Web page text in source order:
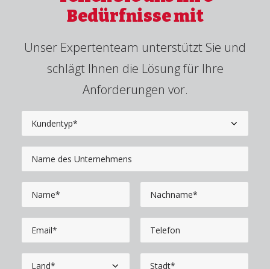
Bedürfnisse mit
Unser Expertenteam unterstützt Sie und
schlägt Ihnen die Lösung für Ihre
Anforderungen vor.